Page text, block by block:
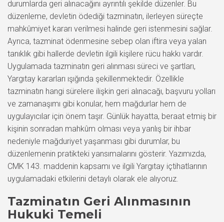
durumlarda geri alınacağını ayrıntılı şekilde düzenler. Bu
düzenleme, devletin ödediği tazminatın, ilerleyen süreçte
mahkûmiyet kararı verilmesi halinde geri istenmesini sağlar.
Ayrıca, tazminat ödenmesine sebep olan iftira veya yalan
tanıklık gibi hallerde devletin ilgili kişilere rücu hakkı vardır.
Uygulamada tazminatın geri alınması süreci ve şartları,
Yargıtay kararları ışığında şekillenmektedir. Özellikle
tazminatın hangi sürelere ilişkin geri alınacağı, başvuru yolları
ve zamanaşımı gibi konular, hem mağdurlar hem de
uygulayıcılar için önem taşır. Günlük hayatta, beraat etmiş bir
kişinin sonradan mahkûm olması veya yanlış bir ihbar
nedeniyle mağduriyet yaşanması gibi durumlar, bu
düzenlemenin pratikteki yansımalarını gösterir. Yazımızda,
CMK 143. maddenin kapsamı ve ilgili Yargıtay içtihatlarının
uygulamadaki etkilerini detaylı olarak ele alıyoruz.
Tazminatın Geri Alınmasının
Hukuki Temeli